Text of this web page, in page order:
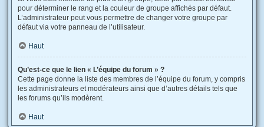
pour déterminer le rang et la couleur de groupe affichés par défaut.
L’administrateur peut vous permettre de changer votre groupe par
défaut via votre panneau de l’utilisateur.
Haut
Qu’est-ce que le lien « L’équipe du forum » ?
Cette page donne la liste des membres de l’équipe du forum, y compris
les administrateurs et modérateurs ainsi que d’autres détails tels que
les forums qu’ils modèrent.
Haut